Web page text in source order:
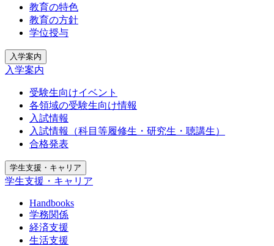
教育の特色
教育の方針
学位授与
入学案内
入学案内
受験生向けイベント
各領域の受験生向け情報
入試情報
入試情報（科目等履修生・研究生・聴講生）
合格発表
学生支援・キャリア
学生支援・キャリア
Handbooks
学務関係
経済支援
生活支援